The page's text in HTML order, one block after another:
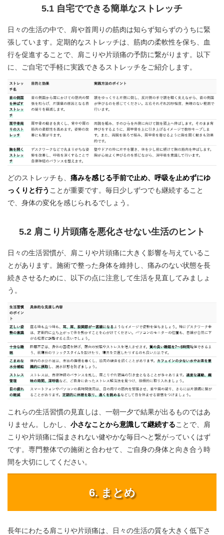
5.1 自宅でできる簡単なストレッチ
日々の生活の中で、肩や首周りの筋肉は知らず知らずのうちに緊
張しています。定期的なストレッチは、筋肉の柔軟性を保ち、血
行を促進することで、肩こりや片頭痛の予防に繋がります。以下
に、ご自宅で手軽に実践できるストレッチをご紹介します。
どのストレッチも、 痛みを感じる手前で止め、呼吸を止めずにゆ
っくりと行う ことが重要です。毎日少しずつでも継続すること
で、身体の変化を感じられるでしょう。
5.2 肩こり片頭痛を悪化させない生活のヒント
日々の生活習慣が、肩こりや片頭痛に大きく影響を与えているこ
とがあります。施術で整った身体を維持し、痛みのない状態を長
続きさせるために、以下の点に注意して生活を見直してみましょ
う。
これらの生活習慣の見直しは、一朝一夕で結果が出るものではあ
りません。しかし、 小さなことから意識して継続することで、肩
こりや片頭痛に悩まされない健やかな毎日へと繋がっていくはず
です。専門整体での施術と合わせて、ご自身の身体と向き合う時
間を大切にしてください。
6. まとめ
長年にわたる肩こりや片頭痛は、日々の生活の質を大きく低下さ